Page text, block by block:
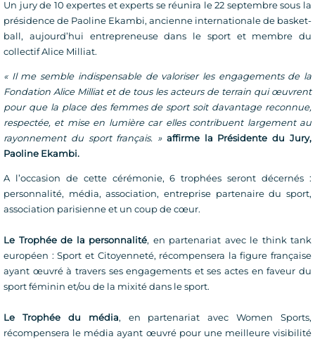
Un jury de 10 expertes et experts se réunira le 22 septembre sous la
présidence de Paoline Ekambi, ancienne internationale de basket-
ball, aujourd’hui entrepreneuse dans le sport et membre du
collectif Alice Milliat.
« Il me semble indispensable de valoriser les engagements de la
Fondation Alice Milliat et de tous les acteurs de terrain qui œuvrent
pour que la place des femmes de sport soit davantage reconnue,
respectée, et mise en lumière car elles contribuent largement au
rayonnement du sport français. »affirme la Présidente du Jury,
Paoline Ekambi.
A l’occasion de cette cérémonie, 6 trophées seront décernés :
personnalité, média, association, entreprise partenaire du sport,
association parisienne et un coup de cœur.
Le Trophée de la personnalité, en partenariat avec le think tank
européen : Sport et Citoyenneté, récompensera la figure française
ayant œuvré à travers ses engagements et ses actes en faveur du
sport féminin et/ou de la mixité dans le sport.
Le Trophée du média, en partenariat avec Women Sports,
récompensera le média ayant œuvré pour une meilleure visibilité